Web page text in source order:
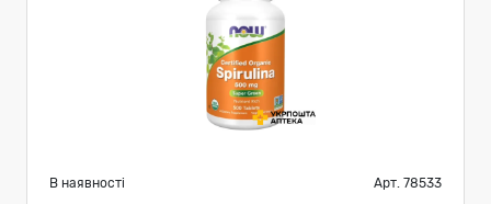
В наявності Арт. 78533